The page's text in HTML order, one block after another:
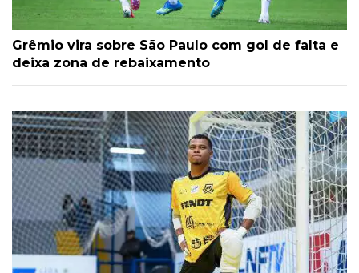
Grêmio vira sobre São Paulo com gol de falta e
deixa zona de rebaixamento